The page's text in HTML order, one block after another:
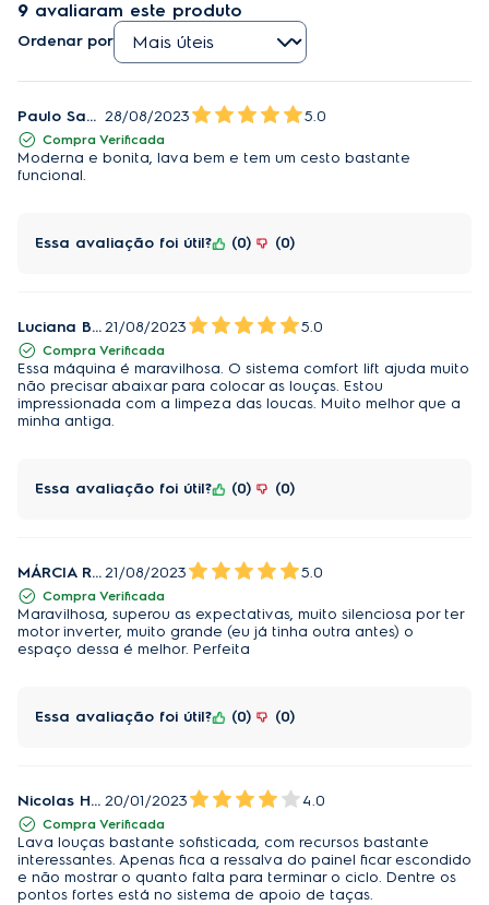
Um jato de água é liberado em vários movimentos
em várias direções, atingindo até a região mais
cheia, garantindo que toda sua louça seja
impecavelmente limpa, independentemente de como
sejam carregados. Proporciona 3x melhor cobertura
de lavagem em comparação a modelos anteriores.
Air Dry:
que seus pratos estejam secos quando você estiver
uma maneira natural de obter o máximo desempenho
de secagem, reduzindo os custos com energia
elétrica.
Beam on Floor:
refletindo na superfície, ao ligar. A luz vermelha
concluído. As mesmas se apagam ao desligar. Em
caso de funcionamento incorreto, as luzes piscarão
em vermelho.
SoftGrips & SoftSpikes:
no lugar pelos grampos de borracha SoftGrip, que os
SoftGrip seguram suas taças, protegendo-os contra
inclinações ou danos.
9 avaliaram este produto
Ordenar por
Paulo Sabonge 28/08/2023 5.0
Compra Verificada
Moderna e bonita, lava bem e tem um cesto bastante
funcional.
Essa avaliação foi útil? 0 0
Luciana Baltar21/08/2023 5.0
Compra Verificada
Essa máquina é maravilhosa. O sistema comfort lift ajuda muito
não precisar abaixar para colocar as louças. Estou
impressionada com a limpeza das loucas. Muito melhor que a
minha antiga.
Essa avaliação foi útil? 0 0
MÁRCIA RIBAS21/08/2023 5.0
Compra Verificada
Maravilhosa, superou as expectativas, muito silenciosa por ter
motor inverter, muito grande (eu já tinha outra antes) o
espaço dessa é melhor. Perfeita
Essa avaliação foi útil? 0 0
Nicolas Herlin 20/01/2023 4.0
Compra Verificada
Lava louças bastante sofisticada, com recursos bastante
interessantes. Apenas fica a ressalva do painel ficar escondido
e não mostrar o quanto falta para terminar o ciclo. Dentre os
pontos fortes está no sistema de apoio de taças.